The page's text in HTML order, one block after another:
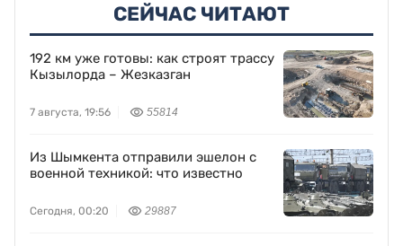
СЕЙЧАС ЧИТАЮТ
192 км уже готовы: как строят трассу
Кызылорда – Жезказган
7 августа, 19:56 55814
Из Шымкента отправили эшелон с
военной техникой: что известно
Сегодня, 00:20 29887